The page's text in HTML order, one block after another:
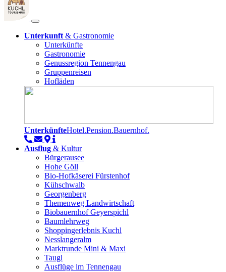
Unterkunft& Gastronomie
Unterkünfte
Gastronomie
Genussregion Tennengau
Gruppenreisen
Hofläden
UnterkünfteHotel.Pension.Bauernhof.
Ausflug & Kultur
Bürgerausee
Hohe Göll
Bio-Hofkäserei Fürstenhof
Kühschwalb
Georgenberg
Themenweg Landwirtschaft
Biobauernhof Geyerspichl
Baumlehrweg
Shoppingerlebnis Kuchl
Nesslangeralm
Marktrunde Mini & Maxi
Taugl
Ausflüge im Tennengau